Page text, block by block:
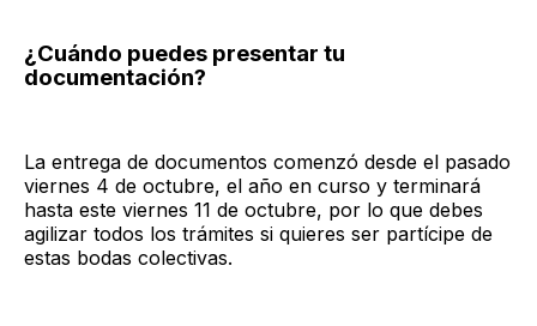
¿Cuándo puedes presentar tu
documentación?
La entrega de documentos comenzó desde el pasado
viernes 4 de octubre, el año en curso y terminará
hasta este viernes 11 de octubre, por lo que debes
agilizar todos los trámites si quieres ser partícipe de
estas bodas colectivas.